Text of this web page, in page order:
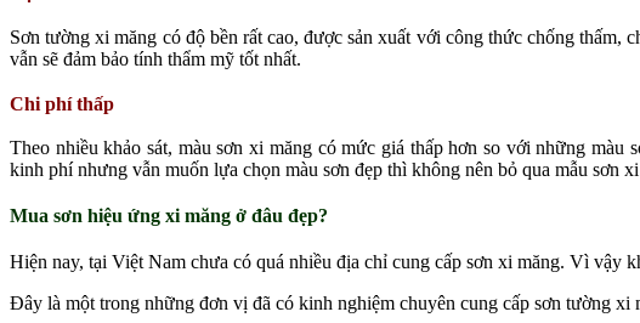
Sơn tường xi măng có độ bền rất cao, được sản xuất với công thức chống
vẫn sẽ đảm bảo tính thẩm mỹ tốt nhất.
Chi phí thấp
Theo nhiều khảo sát, màu sơn xi măng có mức giá thấp hơn so với những
kinh phí nhưng vẫn muốn lựa chọn màu sơn đẹp thì không nên bỏ qua mẫu sơn
Mua sơn hiệu ứng xi măng ở đâu đẹp?
Hiện nay, tại Việt Nam chưa có quá nhiều địa chỉ cung cấp sơn xi măng. Vì vậy
Đây là một trong những đơn vị đã có kinh nghiệm chuyên cung cấp sơn tường